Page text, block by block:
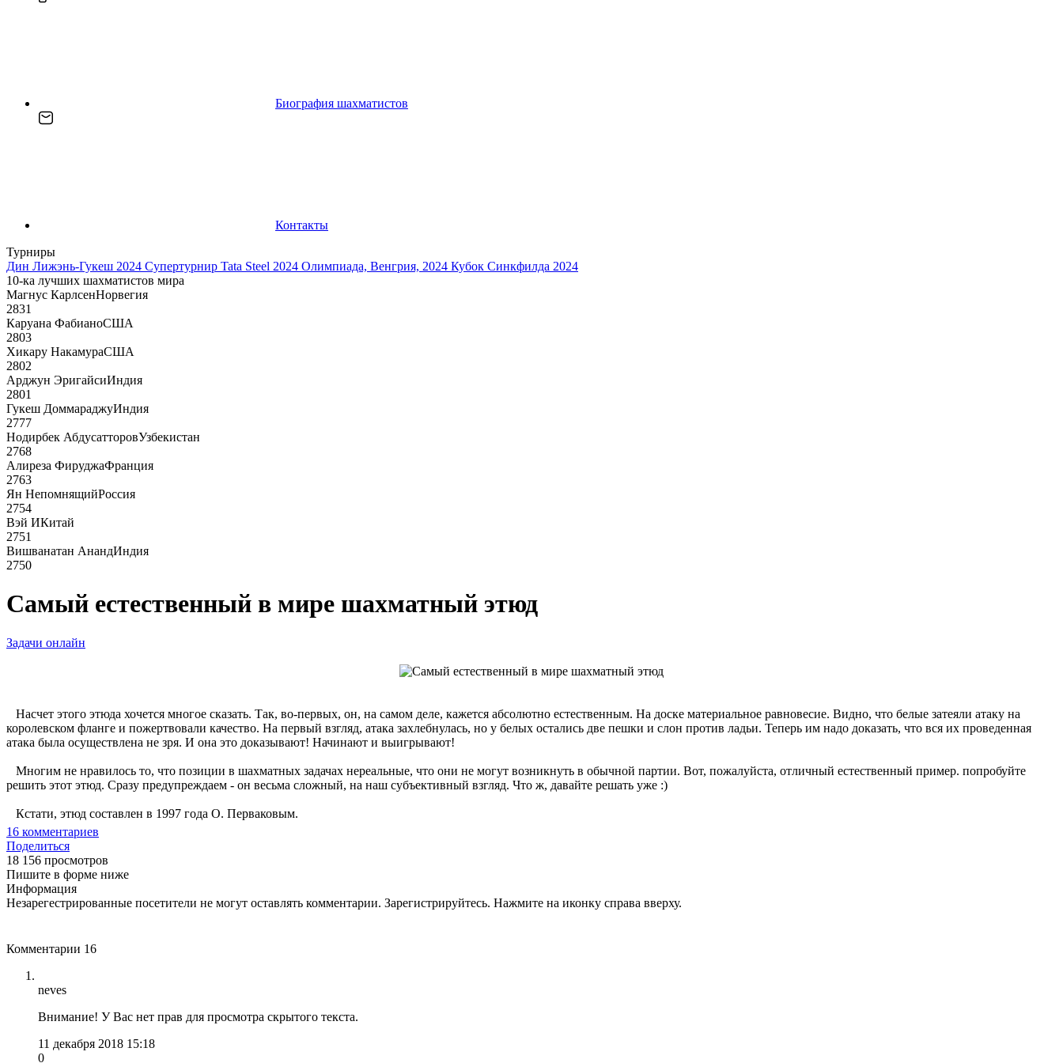
Биография шахматистов
Контакты
Турниры
Дин Лижэнь-Гукеш 2024 Супертурнир Tata Steel 2024 Олимпиада, Венгрия, 2024 Кубок Синкфилда 2024
10-ка лучших шахматистов мира
Магнус КарлсенНорвегия
2831
Каруана ФабианоСША
2803
Хикару НакамураСША
2802
Арджун ЭригайсиИндия
2801
Гукеш ДоммараджуИндия
2777
Нодирбек АбдусатторовУзбекистан
2768
Алиреза ФируджаФранция
2763
Ян НепомнящийРоссия
2754
Вэй ИКитай
2751
Вишванатан АнандИндия
2750
Самый естественный в мире шахматный этюд
Задачи онлайн
Насчет этого этюда хочется многое сказать. Так, во-первых, он, на самом деле, кажется абсолютно естественным. На доске материальное равновесие. Видно, что белые затеяли атаку на
королевском фланге и пожертвовали качество. На первый взгляд, атака захлебнулась, но у белых остались две пешки и слон против ладьи. Теперь им надо доказать, что вся их проведенная
атака была осуществлена не зря. И она это доказывают! Начинают и выигрывают!
Многим не нравилось то, что позиции в шахматных задачах нереальные, что они не могут возникнуть в обычной партии. Вот, пожалуйста, отличный естественный пример. попробуйте
решить этот этюд. Сразу предупреждаем - он весьма сложный, на наш субъективный взгляд. Что ж, давайте решать уже :)
Кстати, этюд составлен в 1997 года О. Перваковым.
16 комментариев
Поделиться
18 156 просмотров
Пишите в форме ниже
Информация
Незарегестрированные посетители не могут оставлять комментарии. Зарегистрируйтесь. Нажмите на иконку справа вверху.
Комментарии 16
neves
Внимание! У Вас нет прав для просмотра скрытого текста.
11 декабря 2018 15:18
0